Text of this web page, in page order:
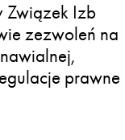
Związek Izb
zezwoleń na
prawne